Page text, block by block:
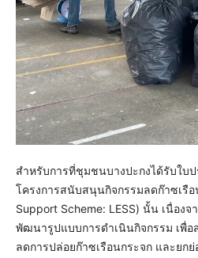
สำหรับการที่ชุมชนบางปะกงได้รับใบ
โครงการสนับสนุนกิจกรรมลดก๊าซเรือ
Support Scheme: LESS) นั้น เนื่องจ
พัฒนารูปแบบการดำเนินกิจกรรม เพื่อ
ลดการปล่อยก๊าซเรือนกระจก และยก